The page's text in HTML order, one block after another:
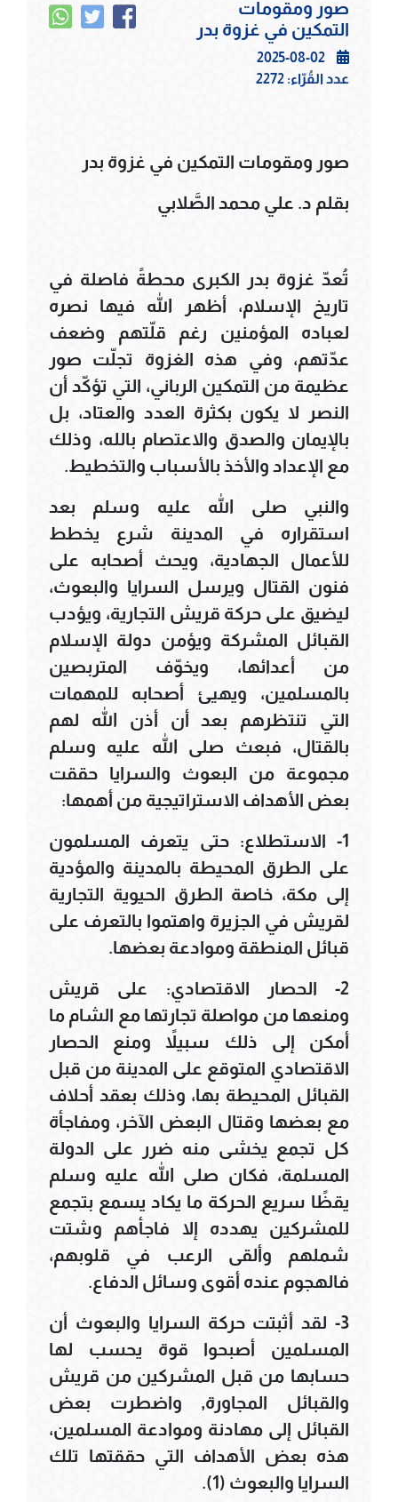
صور ومقومات
التمكين في غزوة بدر
2025-08-02
عدد القُرّاء: 2272
صور ومقومات التمكين في غزوة بدر
بقلم د. علي محمد الصَّلابي
تُعدّ غزوة بدر الكبرى محطةً فاصلة في
تاريخ الإسلام، أظهر الله فيها نصره
لعباده المؤمنين رغم قلّتهم وضعف
عدّتهم، وفي هذه الغزوة تجلّت صور
عظيمة من التمكين الرباني، التي تؤكّد أن
النصر لا يكون بكثرة العدد والعتاد، بل
بالإيمان والصدق والاعتصام بالله، وذلك
مع الإعداد والأخذ بالأسباب والتخطيط.
والنبي صلى الله عليه وسلم بعد
استقراره في المدينة شرع يخطط
للأعمال الجهادية، ويحث أصحابه على
فنون القتال ويرسل السرايا والبعوث،
ليضيق على حركة قريش التجارية، ويؤدب
القبائل المشركة ويؤمن دولة الإسلام
من أعدائها، ويخوّف المتربصين
بالمسلمين، ويهيئ أصحابه للمهمات
التي تنتظرهم بعد أن أذن الله لهم
بالقتال، فبعث صلى الله عليه وسلم
مجموعة من البعوث والسرايا حققت
بعض الأهداف الاستراتيجية من أهمها:
1- الاستطلاع: حتى يتعرف المسلمون
على الطرق المحيطة بالمدينة والمؤدية
إلى مكة، خاصة الطرق الحيوية التجارية
لقريش في الجزيرة واهتموا بالتعرف على
قبائل المنطقة وموادعة بعضها.
2- الحصار الاقتصادي: على قريش
ومنعها من مواصلة تجارتها مع الشام ما
أمكن إلى ذلك سبيلاً ومنع الحصار
الاقتصادي المتوقع على المدينة من قبل
القبائل المحيطة بها، وذلك بعقد أحلاف
مع بعضها وقتال البعض الآخر، ومفاجأة
كل تجمع يخشى منه ضرر على الدولة
المسلمة، فكان صلى الله عليه وسلم
يقظًا سريع الحركة ما يكاد يسمع بتجمع
للمشركين يهدده إلا فاجأهم وشتت
شملهم وألقى الرعب في قلوبهم،
فالهجوم عنده أقوى وسائل الدفاع.
3- لقد أثبتت حركة السرايا والبعوث أن
المسلمين أصبحوا قوة يحسب لها
حسابها من قبل المشركين من قريش
والقبائل المجاورة, واضطرت بعض
القبائل إلى مهادنة وموادعة المسلمين،
هذه بعض الأهداف التي حققتها تلك
السرايا والبعوث (1).